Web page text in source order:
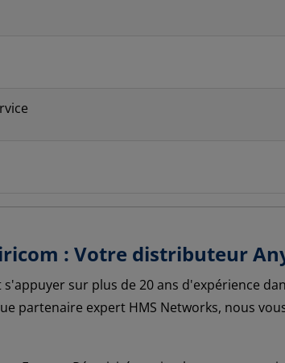
: Votre distributeur
s'appuyer sur plus de 20 ans d'expérience
partenaire expert HMS Networks, nous